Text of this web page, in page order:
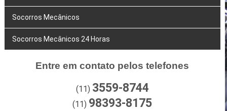
Socorros Mecânicos
Socorros Mecânicos 24 Horas
Entre em contato pelos telefones
(11) 3559-8744
(11) 98393-8175